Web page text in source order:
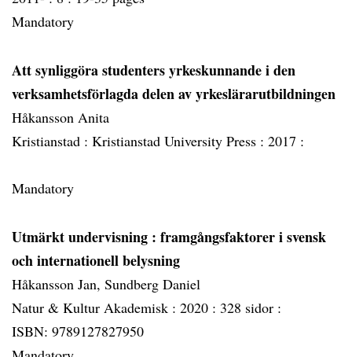
Mandatory
Att synliggöra studenters yrkeskunnande i den
verksamhetsförlagda delen av yrkeslärarutbildningen
Håkansson Anita
Kristianstad : Kristianstad University Press : 2017 :
Mandatory
Utmärkt undervisning : framgångsfaktorer i svensk
och internationell belysning
Håkansson Jan, Sundberg Daniel
Natur & Kultur Akademisk : 2020 : 328 sidor :
ISBN: 9789127827950